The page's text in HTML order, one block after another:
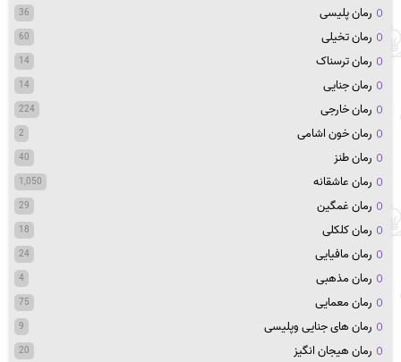
رمان پلیسی 36
رمان تخیلی 60
رمان ترسناک 14
رمان جنایی 14
رمان خارجی 224
رمان خون اشامی 2
رمان طنز 40
رمان عاشقانه 1,050
رمان غمگین 29
رمان کلکلی 18
رمان مافیایی 24
رمان مذهبی 4
رمان معمایی 75
رمان های جنایی وپلیسی 9
رمان هیجان انگیز 20